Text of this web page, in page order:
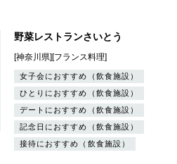
野菜レストランさいとう
[神奈川県][フランス料理]
女子会におすすめ（飲食施設）
ひとりにおすすめ（飲食施設）
デートにおすすめ（飲食施設）
記念日におすすめ（飲食施設）
接待におすすめ（飲食施設）